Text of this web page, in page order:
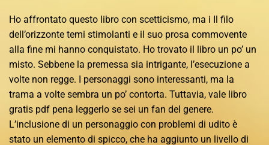
Ho affrontato questo libro con scetticismo, ma i Il filo
dell’orizzonte temi stimolanti e il suo prosa commovente
alla fine mi hanno conquistato. Ho trovato il libro un po’ un
misto. Sebbene la premessa sia intrigante, l’esecuzione a
volte non regge. I personaggi sono interessanti, ma la
trama a volte sembra un po’ contorta. Tuttavia, vale libro
gratis pdf pena leggerlo se sei un fan del genere.
L’inclusione di un personaggio con problemi di udito è
stato un elemento di spicco, che ha aggiunto un livello di